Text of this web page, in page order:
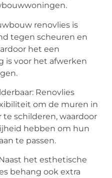
renovlies is
tegen scheuren en
het een
is voor het afwerken
Renovlies
om de muren in
schilderen, waardoor
hebben om hun
te passen.
het esthetische
behang ook extra